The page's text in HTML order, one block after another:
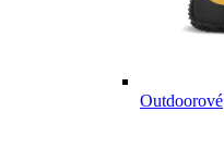
Outdoorové